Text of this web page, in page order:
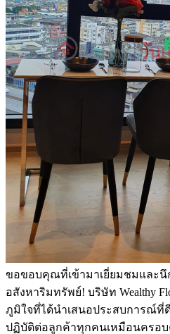
ขอขอบคุณที่เข้ามาเยี่ยมชมและนึก
อสังหาริมทรัพย์! บริษัท Wealthy
ภูมิใจที่ได้นำเสนอประสบการณ์ที่
ปฏิบัติต่อลูกค้าทุกคนเหมือนครอบ